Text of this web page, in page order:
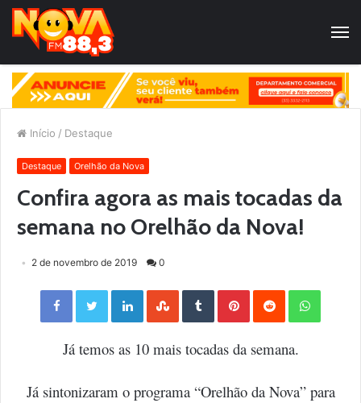
Início / Destaque
Destaque Orelhão da Nova
Confira agora as mais tocadas da
semana no Orelhão da Nova!
2 de novembro de 2019 0
Facebook Twitter LinkedIn StumbleUpon Tumblr Pinterest Reddit
Já temos as 10 mais tocadas da semana.
Já sintonizaram o programa “Orelhão da Nova” para